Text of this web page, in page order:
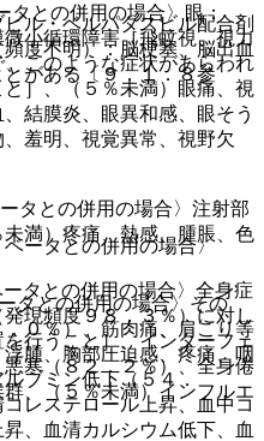
との併用の場合〉眼：
小循環障害［飛蚊視、視力
このような症状があらわれ
］、（５％未満）眼痛、視
結膜炎、眼異和感、眼そう
羞明、視覚異常、視野欠
との併用の場合〉注射部
満）疼痛、熱感、腫脹、色
との併用の場合〉その
０％）、筋肉痛、肩こり等
腫、胸部圧迫感、疼痛、咽
ブミン低下（５４．
レステロール上昇、血中コ
、血清カルシウム低下、血
ル・ベルパタスビル配合剤
度不明）：脳梗塞、脳出血
がある〔９．１．８参
ータとの併用の場合〉
タとの併用の場合〉全身症
現頻度９８．３％）に対し
行うこと］、インターフェ
寒（８２．２％）、全身倦
、（５％未満）インフルエ